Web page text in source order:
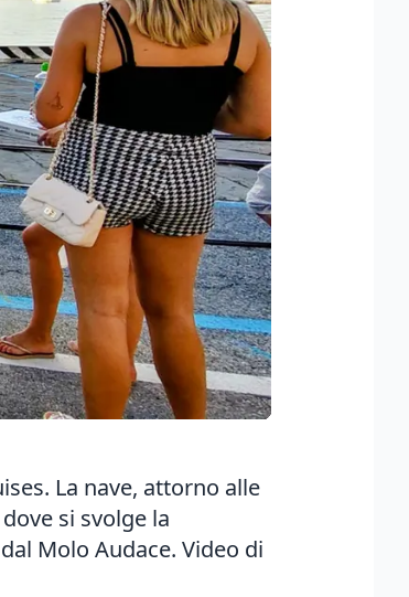
La nave, attorno alle
si svolge la
Molo Audace. Video di